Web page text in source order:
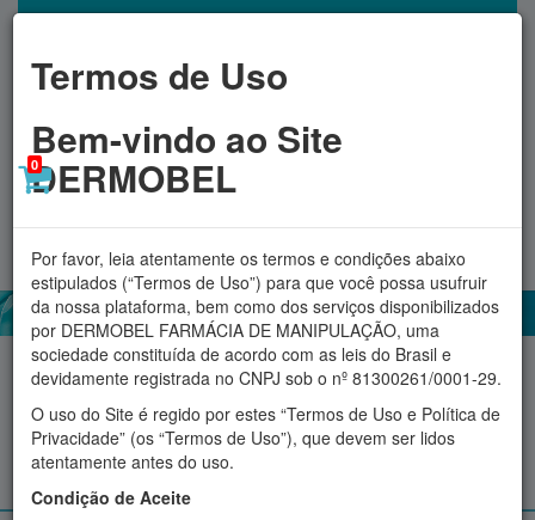
0
MINHA CONTA
Acessórios Aromatizadores Cosméticos Fitoterápicos
Proteção Solar Suplementos e produtos Naturais
Termos de Uso
Bem-vindo ao Site
DERMOBEL
Por favor, leia atentamente os termos e condições abaixo
estipulados (“Termos de Uso”) para que você possa usufruir
da nossa plataforma, bem como dos serviços disponibilizados
por DERMOBEL FARMÁCIA DE MANIPULAÇÃO, uma
sociedade constituída de acordo com as leis do Brasil e
devidamente registrada no CNPJ sob o nº 81300261/0001-29.
O uso do Site é regido por estes “Termos de Uso e Política de
Privacidade” (os “Termos de Uso”), que devem ser lidos
atentamente antes do uso.
Condição de Aceite